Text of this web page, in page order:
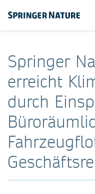
Springer
erreicht
durch